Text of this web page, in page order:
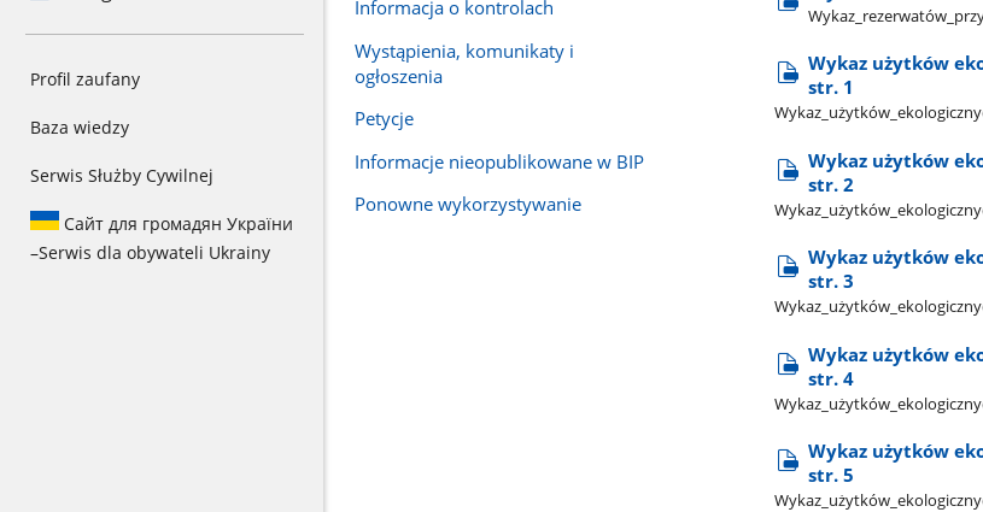
Profil zaufany
Baza wiedzy
Serwis Służby Cywilnej
Сайт для громадян України
–Serwis dla obywateli Ukrainy
Informacja o kontrolach
Wystąpienia, komunikaty i
ogłoszenia
Petycje
Informacje nieopublikowane w BIP
Ponowne wykorzystywanie
Wykaz użytków
str. 1
Wykaz użytków
str. 2
Wykaz użytków
str. 3
Wykaz użytków
str. 4
Wykaz użytków
str. 5